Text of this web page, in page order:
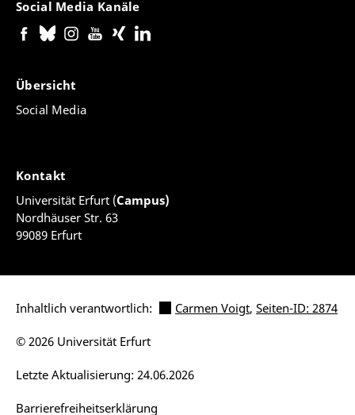
Social Media Kanäle
Übersicht
Social Media
Kontakt
Universität Erfurt (Campus)
Nordhäuser Str. 63
99089 Erfurt
Inhaltlich verantwortlich: Carmen Voigt, Seiten-ID: 2874
Barrierefreiheitserklärung
Letzte Aktualisierung: 24.06.2026
© 2026 Universität Erfurt